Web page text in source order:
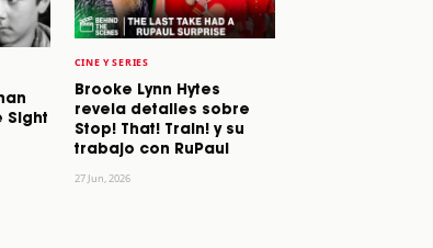
Sight
CINE Y SERIES
Brooke Lynn Hytes
revela detalles sobre
Stop! That! Train! y su
trabajo con RuPaul
27 Jun, 2026